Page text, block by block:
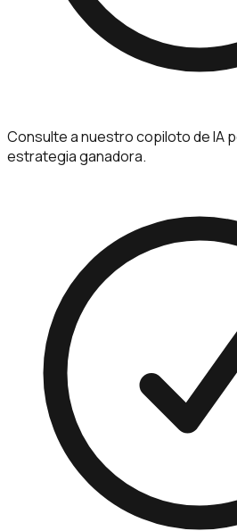
Consulte a nuestro copiloto de IA
estrategia ganadora.